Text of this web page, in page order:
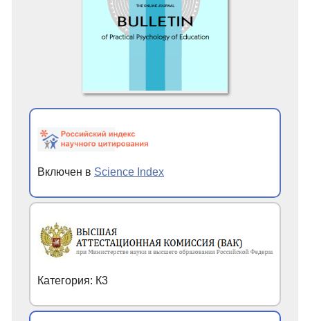
Включен в Science Index
Категория: К3